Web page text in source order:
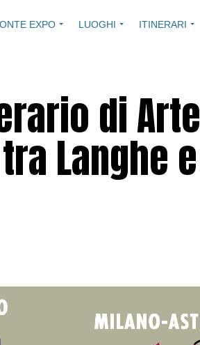
EXPO LUOGHI ITINERARI
di Arte
Langhe e